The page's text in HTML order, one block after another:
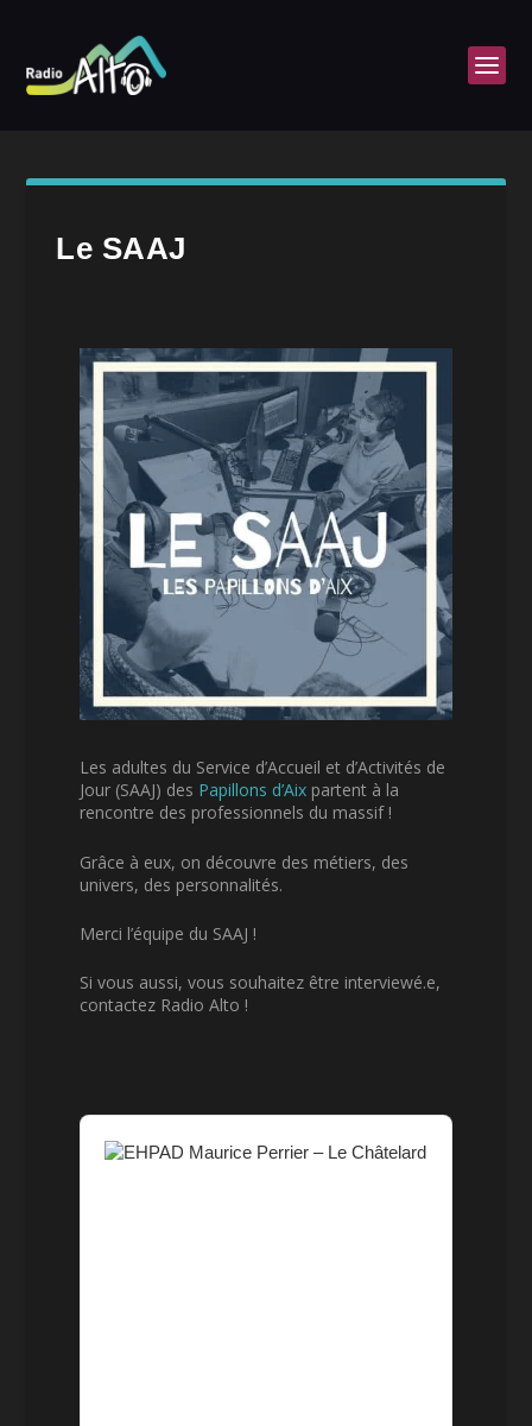
Le SAAJ
Les adultes du Service d’Accueil et d’Activités de
Jour (SAAJ) des Papillons d’Aix partent à la
rencontre des professionnels du massif !
Grâce à eux, on découvre des métiers, des
univers, des personnalités.
Merci l’équipe du SAAJ !
Si vous aussi, vous souhaitez être interviewé.e,
contactez Radio Alto !
Audio
Player